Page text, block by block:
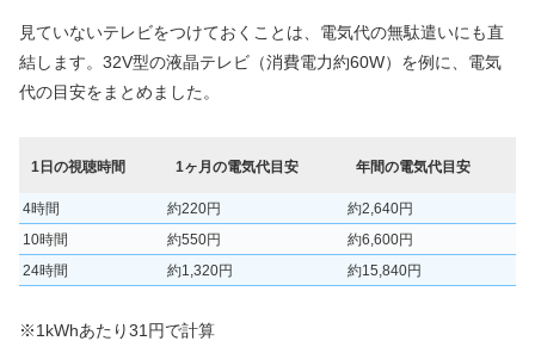
見ていないテレビをつけておくことは、電気代の無駄遣いにも直
結します。32V型の液晶テレビ（消費電力約60W）を例に、電気
代の目安をまとめました。
1日の視聴時間 1ヶ月の電気代目安 年間の電気代目安
4時間 約220円
約2,640円
10時間
約550円
約6,600円
24時間
約1,320円 約15,840円
※1kWhあたり31円で計算